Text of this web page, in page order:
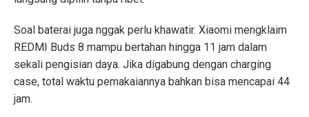
Soal baterai juga nggak perlu khawatir. Xiaomi mengklaim
REDMI Buds 8 mampu bertahan hingga 11 jam dalam
sekali pengisian daya. Jika digabung dengan charging
case, total waktu pemakaiannya bahkan bisa mencapai 44
jam.